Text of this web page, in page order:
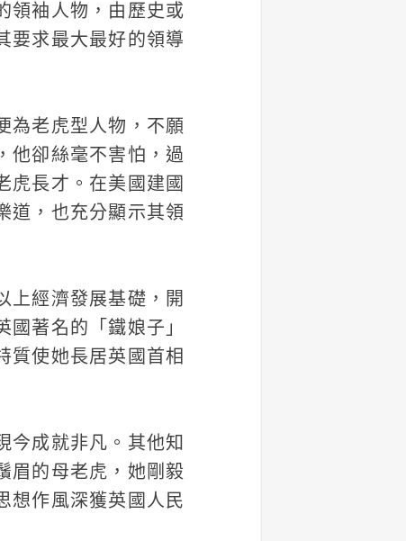
領袖人物，由歷史或
要求最大最好的領導
為老虎型人物，不願
他卻絲毫不害怕，過
虎長才。在美國建國
道，也充分顯示其領
上經濟發展基礎，開
著名的「鐵娘子」
質使她長居英國首相
今成就非凡。其他知
眉的母老虎，她剛毅
想作風深獲英國人民